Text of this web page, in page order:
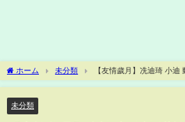
ホーム 未分類
【友情歲月】冼迪琦 小
CHANNEL B Vol.2】 #臺北大巨蛋 CTBC
未分類